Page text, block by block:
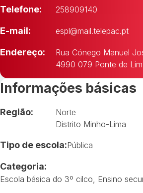
Telefone: 258909140
E-mail: espl@mail.telepac.pt
Endereço:
Rua Cónego Manuel
4990 079 Ponte de
Informações básicas
Região:
Norte
Distrito Minho-Lima
Tipo de escola:Pública
Categoria:
Escola básica do 3º cilco Ensino